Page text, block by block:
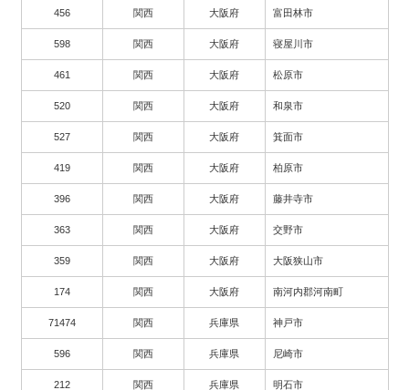
456 関西 大阪府 富田林市
598 関西 大阪府 寝屋川市
461 関西 大阪府 松原市
520 関西 大阪府 和泉市
527 関西 大阪府 箕面市
419 関西 大阪府 柏原市
396 関西 大阪府 藤井寺市
363 関西 大阪府 交野市
359 関西 大阪府 大阪狭山市
174 関西 大阪府 南河内郡河南町
71474 関西 兵庫県 神戸市
596 関西 兵庫県 尼崎市
212 関西 兵庫県 明石市